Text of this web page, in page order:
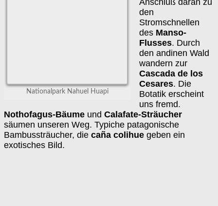
Nationalpark Nahuel Huapi
den
Stromschnellen
des Manso-
Flusses. Durch
den andinen Wald
wandern zur
Cascada de los
Cesares. Die
Botatik erscheint
uns fremd.
Nothofagus-Bäume und Calafate-Sträucher
säumen unseren Weg. Typiche patagonische
Bambussträucher, die caña colihue geben ein
exotisches Bild.